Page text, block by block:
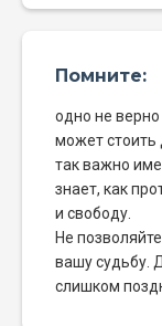
Помните:
одно не
может стоить
так важно
знает, как
и свободу.
Не
вашу судьбу.
слишком